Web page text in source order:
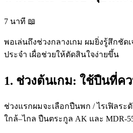
7 นาที 📖
พอเล่นถึงช่วงกลางเกม ผมยิ่งรู้สึกชัด
ประจำ เผื่อช่วยให้ตัดสินใจง่ายขึ้น
1. ช่วงต้นเกม: ใช้ปืนที่ค
ช่วงแรกผมจะเลือกปืนพก / ไรเฟิลร
ใกล้–ไกล ปืนตระกูล AK และ MDR-